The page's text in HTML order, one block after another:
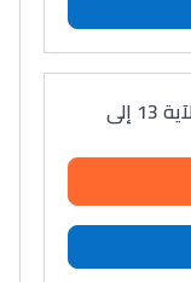
دعامة من القرآن الكريم من الآية 13 إلى